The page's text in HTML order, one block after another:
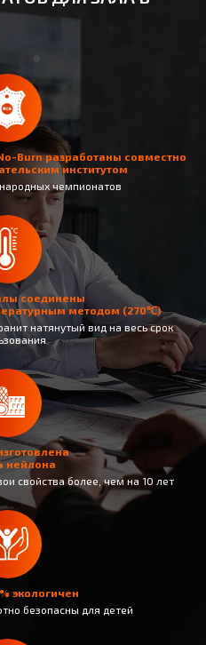
Burn разработаны совместно
институтом
чемпионатов
соединены
методом (270℃)
натянутый вид на весь срок
нейлона
свойства более, чем на 10 лет
экологичен
безопасны для детей